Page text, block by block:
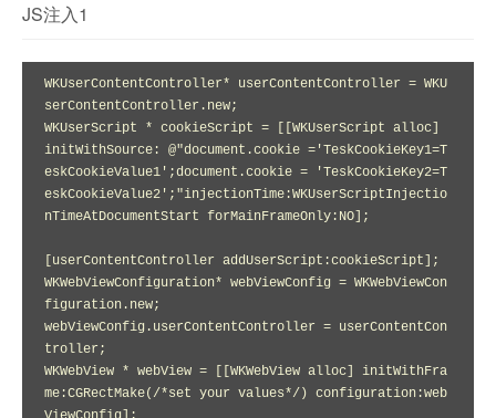
JS注入1
WKUserContentController* userContentController = WKU
serContentController.new;
WKUserScript * cookieScript = [[WKUserScript alloc]
initWithSource: @"document.cookie ='TeskCookieKey1=T
eskCookieValue1';document.cookie = 'TeskCookieKey2=T
eskCookieValue2';"injectionTime:WKUserScriptInjectio
nTimeAtDocumentStart forMainFrameOnly:NO];
[userContentController addUserScript:cookieScript];
WKWebViewConfiguration* webViewConfig = WKWebViewCon
figuration.new;
webViewConfig.userContentController = userContentCon
troller;
WKWebView * webView = [[WKWebView alloc] initWithFra
me:CGRectMake(/*set your values*/) configuration:web